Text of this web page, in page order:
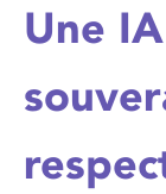
Une